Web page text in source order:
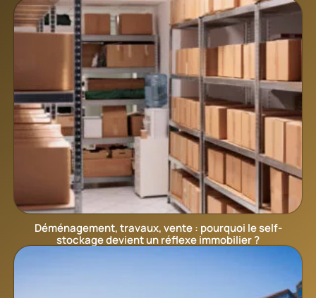
Déménagement, travaux, vente : pourquoi le self-
stockage devient un réflexe immobilier ?